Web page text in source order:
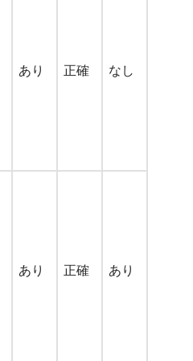
あり 正確 なし
あり 正確 あり